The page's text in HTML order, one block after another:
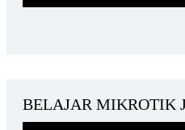
BELAJAR MIKROTIK